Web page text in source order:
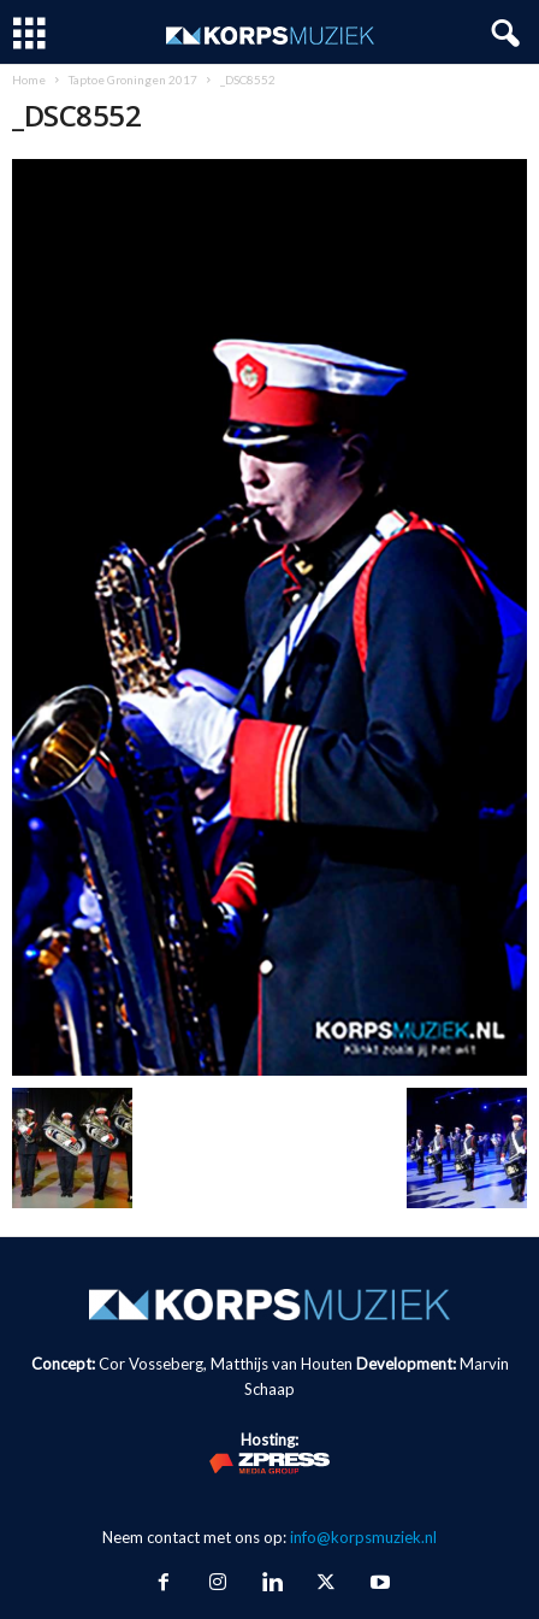
Home Taptoe Groningen 2017 _DSC8552
_DSC8552
Concept:Cor Vosseberg, Matthijs van Houten Development: Marvin
Schaap
Hosting:
Neem contact met ons op:info@korpsmuziek.nl